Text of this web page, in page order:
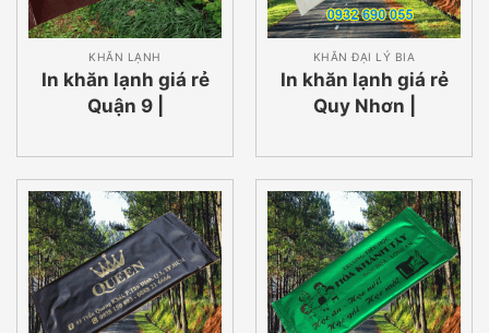
KHĂN LẠNH
In khăn lạnh giá rẻ
Quận 9 |
KHĂN ĐẠI LÝ BIA
In khăn lạnh giá rẻ
Quy Nhơn |